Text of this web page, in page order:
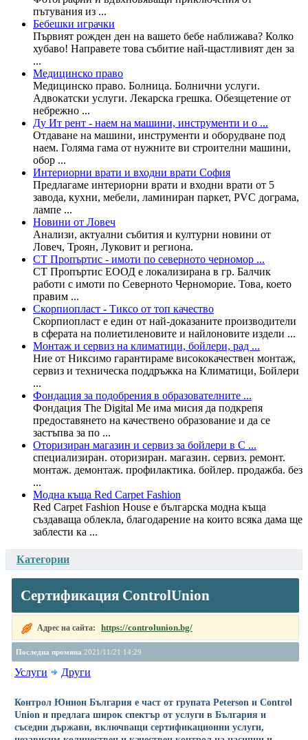
пътувания из ...
Бебешки играчки
Първият рожден ден на вашето бебе наближава? Колко
хубаво! Направете това събитие най-щастливият ден за
...
Медицинско право
Медицинско право. Болница. Болнични услуги.
Адвокатски услуги. Лекарска грешка. Обезщетение от
небрежно ...
Ду Ит рент - наем на машини, инструменти и о ...
Отдаване на машини, инструменти и оборудване под
наем. Голяма гама от нужните ви строителни машини,
обор ...
Интериорни врати и входни врати София
Предлагаме интериорни врати и входни врати от 5
завода, кухни, мебели, ламиниран паркет, PVC дограма,
лампе ...
Новини от Ловеч
Анализи, актуални събития и културни новини от
Ловеч, Троян, Луковит и региона.
СТ Пропъртис - имоти по северното черномор ...
СТ Пропъртис ЕООД е локализирана в гр. Балчик
работи с имоти по Северното Черноморие. Това, което
правим ...
Скорпиопласт - Тиксо от топ качество
Скорпиопласт е един от най-доказаните производители
в сферата на полиетиленовите и найлоновите издели ...
Монтаж и сервиз на климатици, бойлери, рад ...
Ние от Никсимо гарантираме висококачествен монтаж,
сервиз и техническа поддръжка на Климатици, Бойлери
...
Фондация за подобрения в образователните ...
Фондация The Digital Me има мисия да подкрепя
предоставянето на качествено образование и да се
застъпва за по ...
Оторизиран магазин и сервиз за бойлери в С ...
специализиран. оторизиран. магазин. сервиз. ремонт.
монтаж. демонтаж. профилактика. бойлер. продажба. без
...
Модна къща Red Carpet Fashion
Red Carpet Fashion House е българска модна къща
създаваща облекла, благодарение на които всяка дама ще
заблести ка ...
Категории
Сертификация ControlUnion
Адрес на сайта: https://controlunion.bg/
Последна промяна 2021/11/21 14:29
Услуги Други
Контрол Юнион България е част от групата Peterson и Control
Union и предлага широк спектър от услуги в България и
съседни държави, включващи сертификационни услуги,